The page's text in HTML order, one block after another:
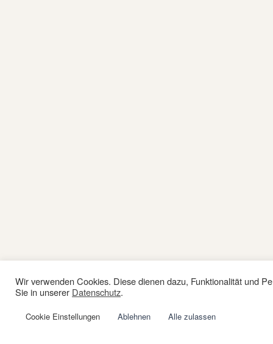
Wir verwenden Cookies. Diese dienen dazu, Funktionalität und
Sie in unserer Datenschutz.
Cookie Einstellungen Ablehnen Alle zulassen